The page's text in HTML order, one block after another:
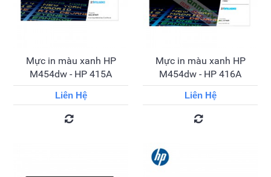
Mực in màu xanh HP
M454dw - HP 415A
Liên Hệ
Mực in màu xanh HP
M454dw - HP 416A
Liên Hệ